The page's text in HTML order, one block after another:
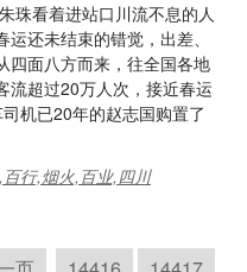
珠看着进站口川流不息的人
还未结束的错觉，出差、
面八方而来，往全国各地
流超过20万人次，接近春运
机已20年的赵志国购置了
行,烟火,百业,四川